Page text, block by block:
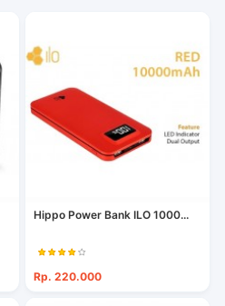
Hippo Power Bank ILO 1000...
Rp. 220.000